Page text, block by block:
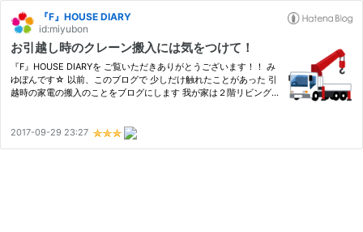
『F』HOUSE DIARY
id:miyubon
お引越し時のクレーン搬入には気をつけて！
『F』HOUSE DIARYを ご覧いただきありがとうございます！！ み
ゆぼんです☆ 以前、このブログで 少しだけ触れたことがあった 引
越時の家電の搬入のことをブログにします 我が家は２階リビング
冷…
2017-09-29 23:27